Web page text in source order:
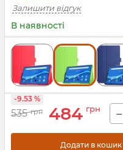
Залишити відгук
В наявності
535 грн 484 грн
-9.53 %
−
Додати в кошик